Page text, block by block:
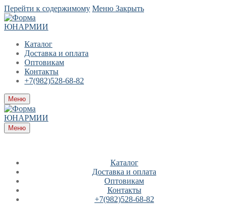
Перейти к содержимому Меню Закрыть
Каталог
Доставка и оплата
Оптовикам
Контакты
+7(982)528-68-82
Меню
Меню
Каталог
Доставка и оплата
Оптовикам
Контакты
+7(982)528-68-82